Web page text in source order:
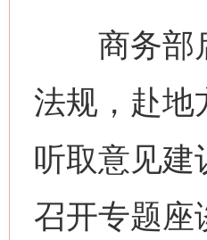
商务部启
法规，赴地
听取意见建
召开专题座